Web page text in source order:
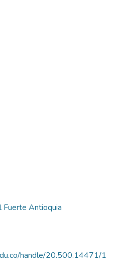
Fuerte Antioquia
handle/20.500.14471/1